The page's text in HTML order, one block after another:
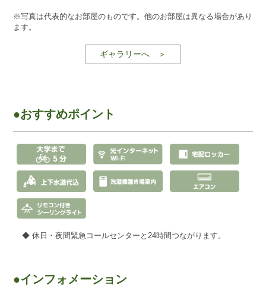
※写真は代表的なお部屋のものです。他のお部屋は異なる場合があり
ます。
ギャラリーへ ＞
●おすすめポイント
◆ 休日・夜間緊急コールセンターと24時間つながります。
●インフォメーション